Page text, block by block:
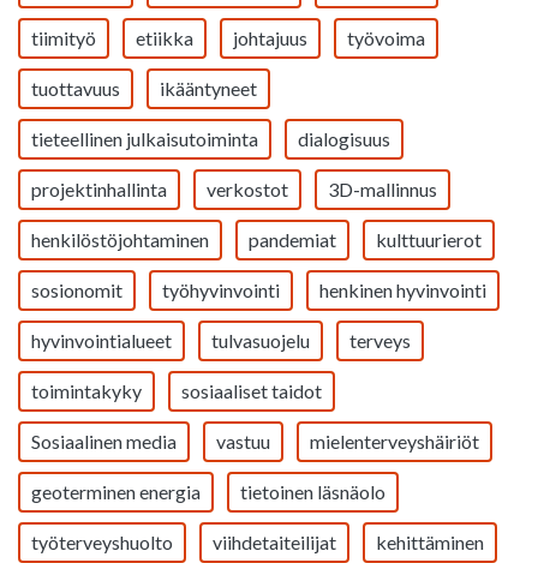
tiimityö etiikka johtajuus työvoima
tuottavuus ikääntyneet
tieteellinen julkaisutoiminta dialogisuus
projektinhallinta verkostot 3D-mallinnus
henkilöstöjohtaminen pandemiat kulttuurierot
sosionomit työhyvinvointi henkinen hyvinvointi
hyvinvointialueet tulvasuojelu terveys
toimintakyky sosiaaliset taidot
Sosiaalinen media vastuu mielenterveyshäiriöt
geoterminen energia tietoinen läsnäolo
työterveyshuolto viihdetaiteilijat kehittäminen